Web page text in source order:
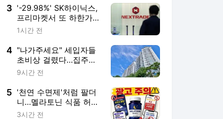
3 '-29.98%' SK하이닉스,
프리마켓서 또 하한가
소동…왜?
1시간 전
4 "나가주세요" 세입자들
초비상 걸렸다…집주인
도 '골머리' [시장톡]
9시간 전
5 '천연 수면제'처럼 팔더
니…멜라토닌 식품 허위·
과장 광고 판쳤다
3시간 전